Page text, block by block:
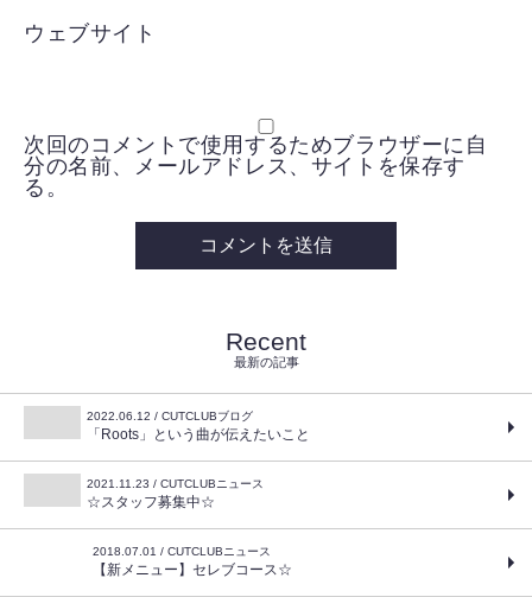
ウェブサイト
次回のコメントで使用するためブラウザーに自
分の名前、メールアドレス、サイトを保存す
る。
Recent
最新の記事
2022.06.12 / CUTCLUBブログ
「Roots」という曲が伝えたいこと
2021.11.23 / CUTCLUBニュース
☆スタッフ募集中☆
2018.07.01 / CUTCLUBニュース
【新メニュー】セレブコース☆